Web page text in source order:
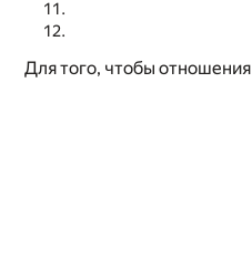
Для того, чтобы